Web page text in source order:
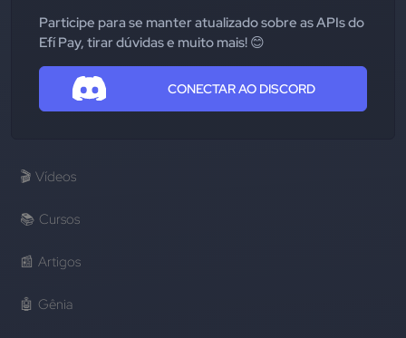
Participe para se manter atualizado sobre as APIs do
Efí Pay, tirar dúvidas e muito mais! 😊
CONECTAR AO DISCORD
🎬 Vídeos
📚 Cursos
📰 Artigos
🤖 Gênia